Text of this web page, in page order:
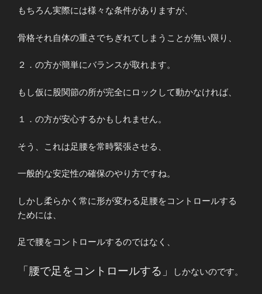
もちろん実際には様々な条件がありますが、
骨格それ自体の重さでちぎれてしまうことが無い限り、
２．の方が簡単にバランスが取れます。
もし仮に股関節の所が完全にロックして動かなければ、
１．の方が安心するかもしれません。
そう、これは足腰を常時緊張させる、
一般的な安定性の確保のやり方ですね。
しかし柔らかく常に形が変わる足腰をコントロールする
ためには、
足で腰をコントロールするのではなく、
「腰で足をコントロールする」 しかないのです。